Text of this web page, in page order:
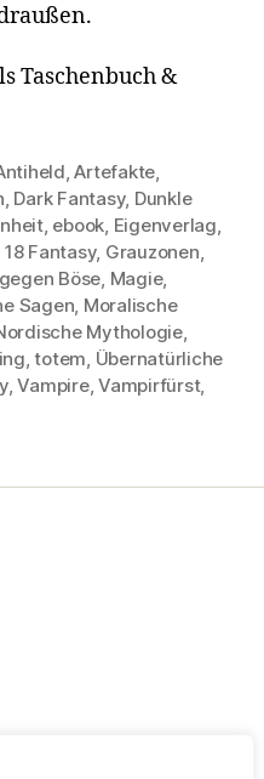
Taschenbuch &
,Artefakte
Dark Fantasy, Dunkle
, ebook Eigenverlag
18 Fantasy, Grauzonen
Böse Magie,
Sagen Moralische
Mythologie,
,totem Übernatürliche
,Vampire,Vampirfürst,